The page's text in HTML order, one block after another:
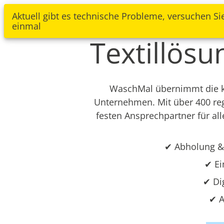
WaschMal übernimmt die
Unternehmen. Mit über 400
festen Ansprechpartner für
✔ Abholung
✔
✔
✔
Aktuell gibt es technische Probleme, versuchen
einmal